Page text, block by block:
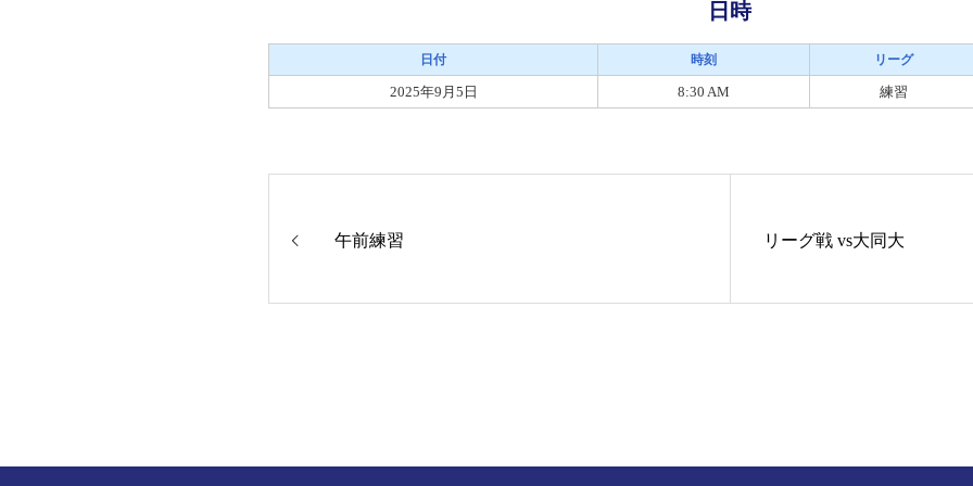
日時
日付 時刻 リーグ
2025年9月5日 8:30 AM 練習
午前練習 リーグ戦 vs大同大